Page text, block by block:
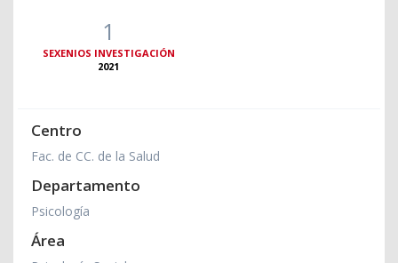
1
SEXENIOS INVESTIGACIÓN
2021
Centro
Fac. de CC. de la Salud
Departamento
Psicología
Área